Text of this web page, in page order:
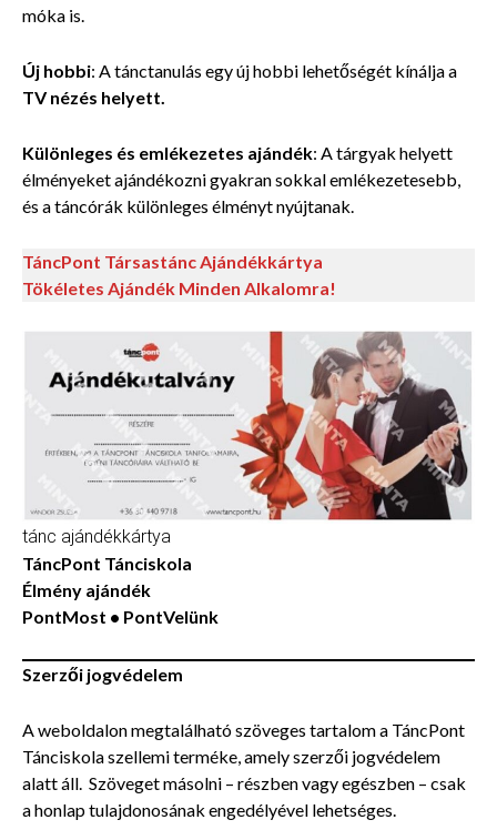
móka is.
Új hobbi: A tánctanulás egy új hobbi lehetőségét kínálja a
TV nézés helyett.
Különleges és emlékezetes ajándék: A tárgyak helyett
élményeket ajándékozni gyakran sokkal emlékezetesebb,
és a táncórák különleges élményt nyújtanak.
TáncPont Társastánc Ajándékkártya
Tökéletes Ajándék Minden Alkalomra!
tánc ajándékkártya
TáncPont Tánciskola
Élmény ajándék
PontMost • PontVelünk
Szerzői jogvédelem
A weboldalon megtalálható szöveges tartalom a TáncPont
Tánciskola szellemi terméke, amely szerzői jogvédelem
alatt áll. Szöveget másolni – részben vagy egészben – csak
a honlap tulajdonosának engedélyével lehetséges.